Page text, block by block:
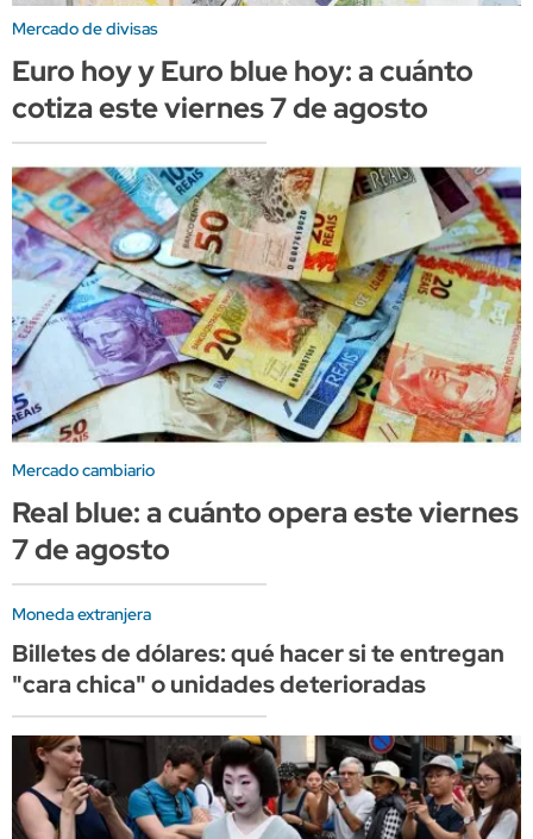
Mercado de divisas
Euro hoy y Euro blue hoy: a cuánto
cotiza este viernes 7 de agosto
Mercado cambiario
Real blue: a cuánto opera este viernes
7 de agosto
Moneda extranjera
Billetes de dólares: qué hacer si te entregan
"cara chica" o unidades deterioradas